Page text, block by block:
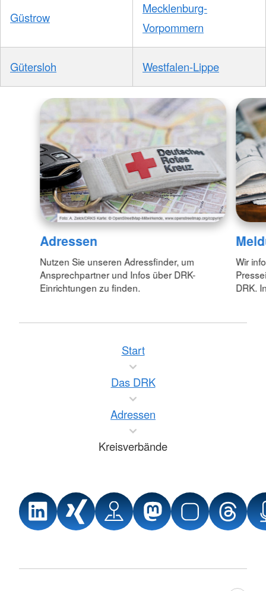
Güstrow
Mecklenburg-
Vorpommern
Gütersloh Westfalen-Lippe
Adressen
Nutzen Sie unseren Adressfinder, um
Ansprechpartner und Infos über DRK-
Einrichtungen zu finden.
Wir
DRK.
Start
Das DRK
Adressen
Kreisverbände